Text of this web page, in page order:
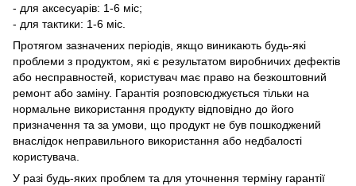
- для аксесуарів: 1-6 міс;
- для тактики: 1-6 міс.
Протягом зазначених періодів, якщо виникають будь-які
проблеми з продуктом, які є результатом виробничих дефектів
або несправностей, користувач має право на безкоштовний
ремонт або заміну. Гарантія розповсюджується тільки на
нормальне використання продукту відповідно до його
призначення та за умови, що продукт не був пошкоджений
внаслідок неправильного використання або недбалості
користувача.
У разі будь-яких проблем та для уточнення терміну гарантії